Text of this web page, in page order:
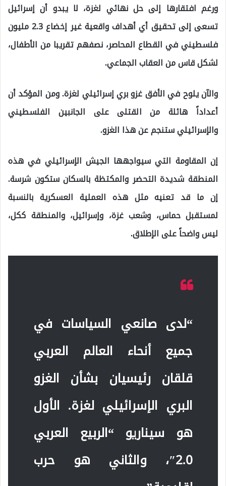
ورغم افتقارها إلى حل نهائي لغزة، لا يبدو أن إسرائيل
تسعى إلى تحقيق أي أهداف واقعية غير إخضاع 2.3 مليون
فلسطيني في القطاع المحاصر، نصفهم تقريبا من الأطفال،
لشكل قاس من العقاب الجماعي.
والآن يلوح في الأفق غزو بري إسرائيلي لغزة. ومن المؤكد أن
أعداداً هائلة من القتلى على الجانبين الفلسطيني
والإسرائيلي ستنجم عن هذا الغزو.
إن المقاومة التي سيواجهها الجيش الإسرائيلي في هذه
المنطقة شديدة التحضر والمكتظة بالسكان ستكون شرسة.
إن ما قد تعنيه مثل هذه العملية العسكرية بالنسبة
لمستقبل حماس، وشعب غزة، وإسرائيل، والمنطقة ككل،
ليس واضحاً على الإطلاق.
“لدى صانعي السياسات في
جميع أنحاء العالم العربي
قلقان رئيسيان بشأن الغزو
البري الإسرائيلي لغزة. الأول
هو سيناريو “الربيع العربي
2.0″، والثاني هو حرب